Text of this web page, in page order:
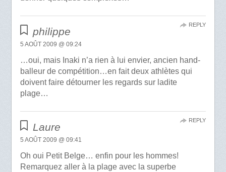
philippe
5 AOÛT 2009 @ 09:24
…oui, mais Inaki n’a rien à lui envier, ancien hand-
balleur de compétition…en fait deux athlètes qui
doivent faire détourner les regards sur ladite
plage…
REPLY
Laure
5 AOÛT 2009 @ 09:41
Oh oui Petit Belge… enfin pour les hommes!
Remarquez aller à la plage avec la superbe
REPLY